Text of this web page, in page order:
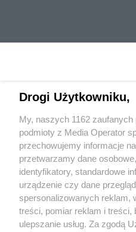
Wydawca mediówlokalnych
Nie zapomnij
zapoznać się z:
polityką prywatności
Twojemiasto
Drogi Użytkowniku,
My, naszych 1162 zaufanych
podmioty z Media Operator
przechowujemy informacje
przetwarzamy dane
identyfikatory, standardowe
urządzenie czy dane
spersonalizowanych reklam,
treści, pomiar reklam i treści,
ulepszanie usług. Za zgodą